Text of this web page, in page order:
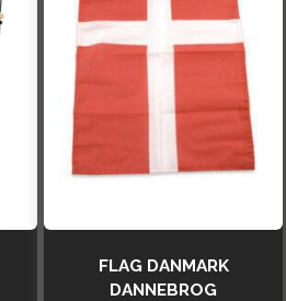
FLAG DANMARK
DANNEBROG